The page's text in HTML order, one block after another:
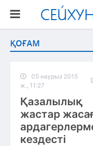
ҚОҒАМ
05 наурыз 2015
ж., 11:27
Қазалылық
жастар
кездесті